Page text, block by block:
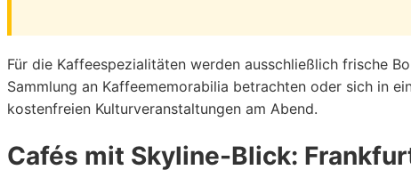
Für die Kaffeespezialitäten werden ausschließlich frische
Sammlung an Kaffeememorabilia betrachten oder sich in
kostenfreien Kulturveranstaltungen am Abend.
Cafés mit Skyline-Blick: